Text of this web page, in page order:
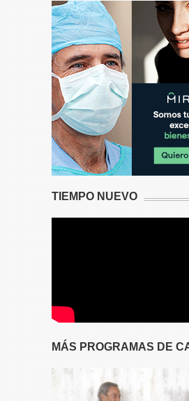
TIEMPO NUEVO
MÁS PROGRAMAS DE